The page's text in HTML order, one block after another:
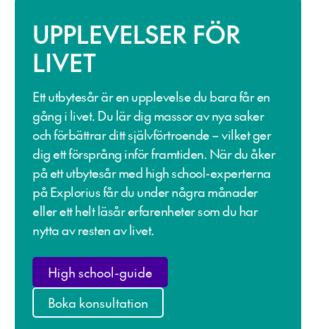
UPPLEVELSER FÖR
LIVET
Ett utbytesår är en upplevelse du bara får en
gång i livet. Du lär dig massor av nya saker
och förbättrar ditt självförtroende – vilket ger
dig ett försprång inför framtiden. När du åker
på ett utbytesår med high school-experterna
på Explorius får du under några månader
eller ett helt läsår erfarenheter som du har
nytta av resten av livet.
High school-guide
Boka konsultation